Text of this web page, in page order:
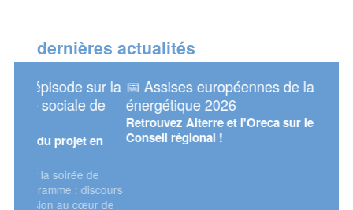
dernières actualités
📅 Assises européennes de la transition
énergétique 2026
Retrouvez Alterre et l'Oreca sur le stand du
Conseil régional !